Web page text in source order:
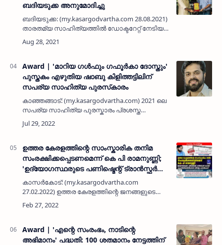
ബദിയടുക്ക അനുമോദിച്ചു
ബദിയടുക്ക: (my.kasargodvartha.com 28.08.2021)
താരതമ്യ സാഹിത്യത്തിൽ ഡോക്ടറേറ്റ് നേടിയ
മുഹമ്മദ് ശുഹൈബിനെ ഓക്സിജെൻ
ബദിയടുക്ക അനുമോദിച്ചു. ശുഹൈബിന്റെ
Award | 'മാറിയ ഗൾഫും ഗഫൂർകാ ദോസ്തും'
പുസ്തകം എഴുതിയ ഷാബു കിളിത്തട്ടിലിന്
സപര്യ സാഹിത്യ പുരസ്‌കാരം
കാഞ്ഞങ്ങാട്: (my.kasargodvartha.com) 2021 ലെ
സപര്യ സാഹിത്യ പുരസ്കാരം പ്രശസ്ത
എഴുത്തുകാരൻ ഷാബു കിളിത്തട്ടിലിന് ലഭിച്ചു.
മാറിയ ഗൾഫും ഗഫൂർകാ ദോസ്തും എന്ന പഠന
ഉത്തര കേരളത്തിന്റെ സാംസ്കാരിക തനിമ
സംരക്ഷിക്കപ്പെടണമെന്ന് കെ പി രാമനുണ്ണി;
'ഉദ്യോഗസ്ഥരുടെ പണിഷ്മെന്റ് ട്രാൻസ്ഫർ
കൊണ്ട് കുപ്രസിദ്ധിയാർജിക്കേണ്ട ഒരിടമല്ല
കാസർകോട്'
കാസർകോട്: (my.kasargodvartha.com
27.02.2022) ഉത്തര കേരളത്തിന്റെ ജനങ്ങളുടെ
ജീവിത രീതിയിലും ഭാഷ വൈജാത്യങ്ങളിലുമുള്ള
സാംസ്കാരിക തനിമ എക്കാലവും
Award | 'എന്റെ സംരംഭം, നാടിന്റെ
അഭിമാനം' പദ്ധതി: 100 ശതമാനം നേട്ടത്തിന്